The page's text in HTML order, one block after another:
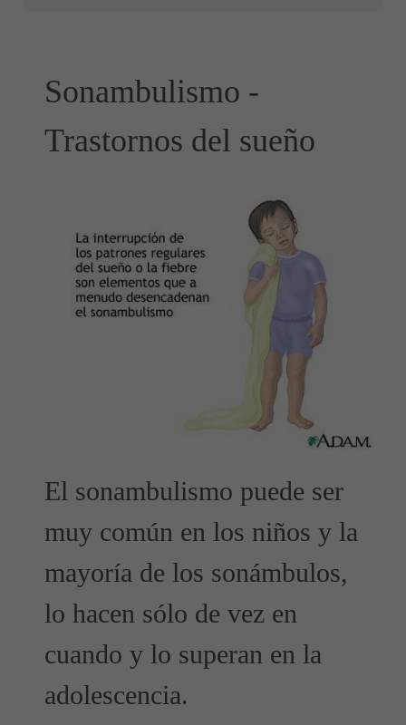
Sonambulismo -
Trastornos del sueño
El sonambulismo puede ser
muy común en los niños y la
mayoría de los sonámbulos,
lo hacen sólo de vez en
cuando y lo superan en la
adolescencia.